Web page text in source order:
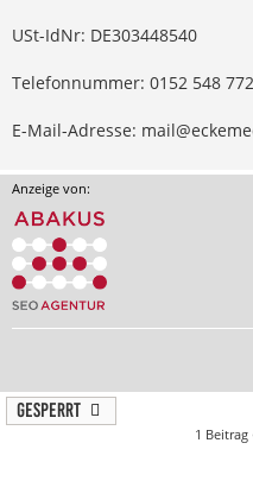
USt-IdNr: DE303448540
Telefonnummer: 0152 548
E-Mail-Adresse:
Anzeige von:
Gesperrt
1 Beitrag